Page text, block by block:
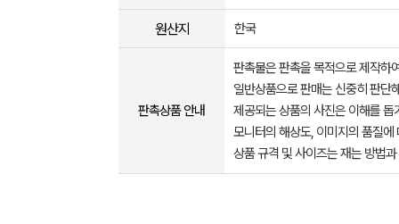
원산지 한국
판촉상품 안내
판촉물은 판촉을 목적으로 제작하
일반상품으로 판매는 신중히 판단
제공되는 상품의 사진은 이해를
모니터의 해상도, 이미지의 품질
상품 규격 및 사이즈는 재는 방법